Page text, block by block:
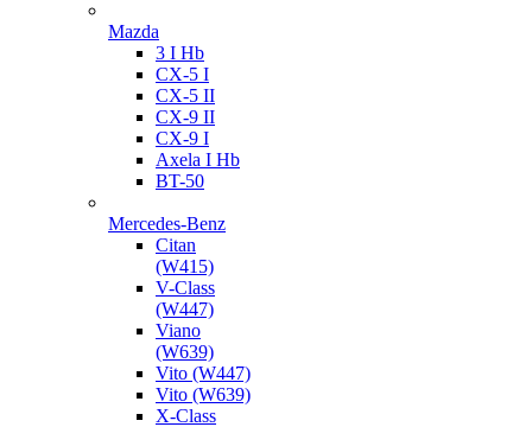
Mazda
3 I Hb
CX-5 I
CX-5 II
CX-9 II
CX-9 I
Axela I Hb
BT-50
Mercedes-Benz
Citan
(W415)
V-Class
(W447)
Viano
(W639)
Vito (W447)
Vito (W639)
X-Class